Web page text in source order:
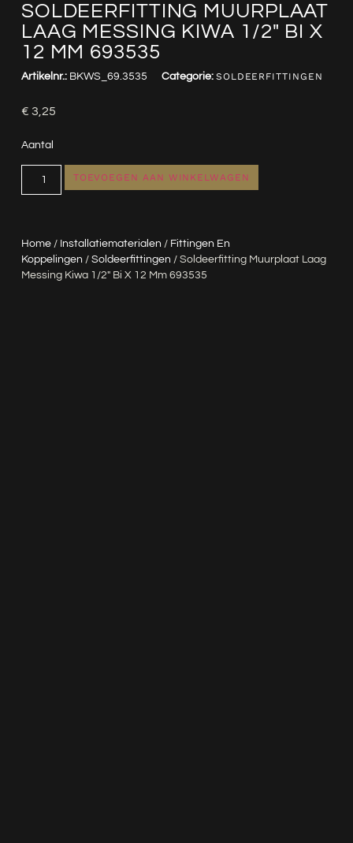
SOLDEERFITTING MUURPLAAT
LAAG MESSING KIWA 1/2″ BI X
12 MM 693535
Home/ Installatiematerialen / Fittingen En
Koppelingen / Soldeerfittingen / Soldeerfitting Muurplaat Laag
Messing Kiwa 1/2″ Bi X 12 Mm 693535
Artikelnr.: BKWS_69.3535 Categorie: SOLDEERFITTINGEN
€ 3,25
Aantal
TOEVOEGEN AAN WINKELWAGEN